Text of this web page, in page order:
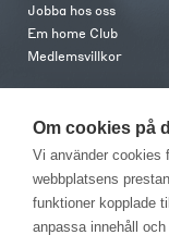
Jobba hos oss
Em home Club
Medlemsvillkor
Kontakta oss
Butiker
Press
Om cookies på
Vi använder cookies
webbplatsens
funktioner kopplade
anpassa innehåll och